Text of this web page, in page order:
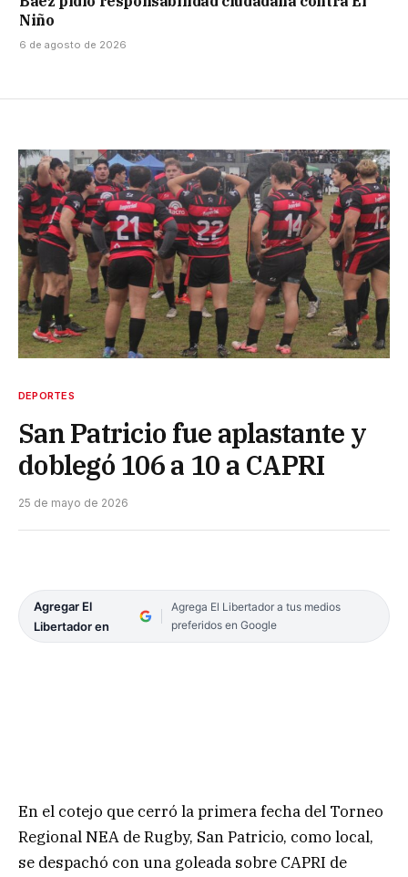
Niño
6 de agosto de 2026
DEPORTES
San Patricio fue aplastante y
doblegó 106 a 10 a CAPRI
25 de mayo de 2026
Agregar El
Libertador en
Agrega El Libertador a tus medios
preferidos en Google
En el cotejo que cerró la primera fecha del Torneo
Regional NEA de Rugby, San Patricio, como local,
se despachó con una goleada sobre CAPRI de